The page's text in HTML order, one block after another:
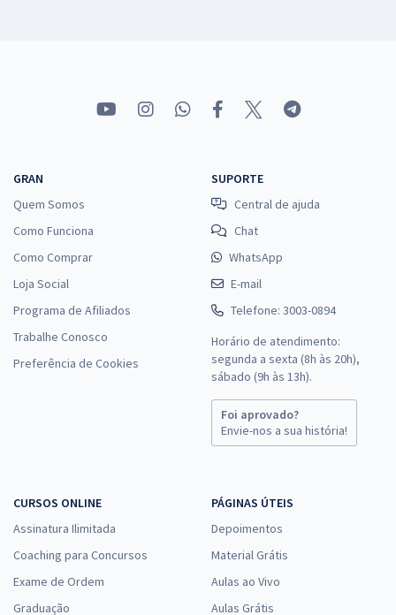
GRAN
Quem Somos
Como Funciona
Como Comprar
Loja Social
Programa de Afiliados
Trabalhe Conosco
Preferência de Cookies
SUPORTE
Central de ajuda
Chat
WhatsApp
E-mail
Telefone: 3003-0894
Horário de atendimento:
segunda a sexta (8h às 20h),
sábado (9h às 13h).
Foi aprovado?
Envie-nos a sua história!
CURSOS ONLINE
Assinatura Ilimitada
Coaching para Concursos
Exame de Ordem
Graduação
PÁGINAS ÚTEIS
Depoimentos
Material Grátis
Aulas ao Vivo
Aulas Grátis